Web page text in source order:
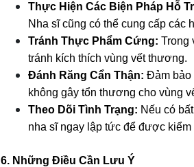
Thực Hiện Các Biện Pháp Hỗ
Nha sĩ cũng có thể cung cấp các
Tránh Thực Phẩm Cứng: Trong
tránh kích thích vùng vết thương.
Đánh Răng Cẩn Thận: Đảm bảo
không gây tổn thương cho vùng
Theo Dõi Tình Trạng: Nếu có
nha sĩ ngay lập tức để được kiểm
6. Những Điều Cần Lưu Ý